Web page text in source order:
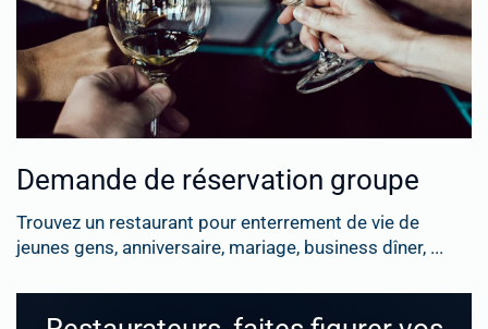
Demande de réservation groupe
Trouvez un restaurant pour enterrement de vie de
jeunes gens, anniversaire, mariage, business dîner, ...